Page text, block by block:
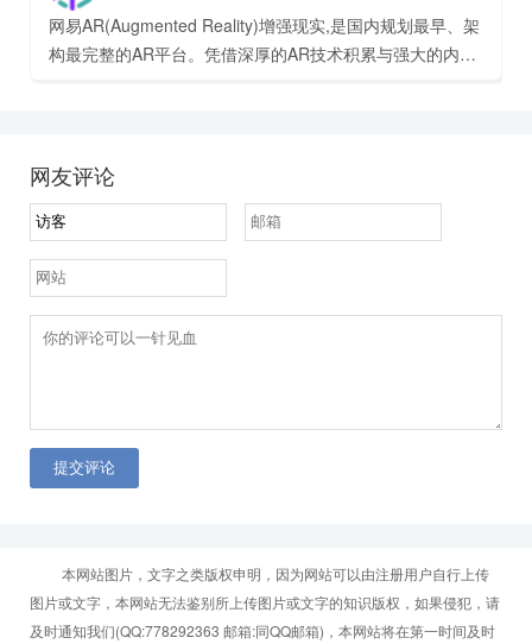
网易AR(Augmented Reality)增强现实,是国内规划最早、架
构最完整的AR平台。凭借深厚的AR技术积累与强大的内容
动AR产业在各个价值场景中的落地，链接数字信息与物理
世界。
网友评论
提交评论
本网站图片，文字之类版权申明，因为网站可以由注册用户自行上传
图片或文字，本网站无法鉴别所上传图片或文字的知识版权，如果侵犯，请
及时通知我们(QQ:778292363 邮箱:同QQ邮箱)，本网站将在第一时间及时